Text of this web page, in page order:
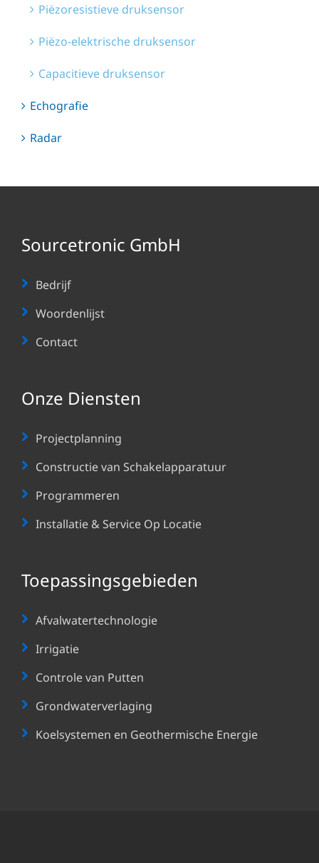
Piëzoresistieve druksensor
Piëzo-elektrische druksensor
Capacitieve druksensor
Echografie
Radar
Sourcetronic GmbH
Bedrijf
Woordenlijst
Contact
Onze Diensten
Projectplanning
Constructie van Schakelapparatuur
Programmeren
Installatie & Service Op Locatie
Toepassingsgebieden
Afvalwatertechnologie
Irrigatie
Controle van Putten
Grondwaterverlaging
Koelsystemen en Geothermische Energie